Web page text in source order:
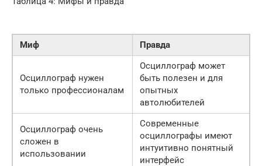
Миф Правда
Осциллограф нужен
только профессионалам
Осциллограф может
быть полезен и для
опытных
автолюбителей
Осциллограф очень
сложен в
использовании
Современные
осциллографы имеют
интуитивно понятный
интерфейс